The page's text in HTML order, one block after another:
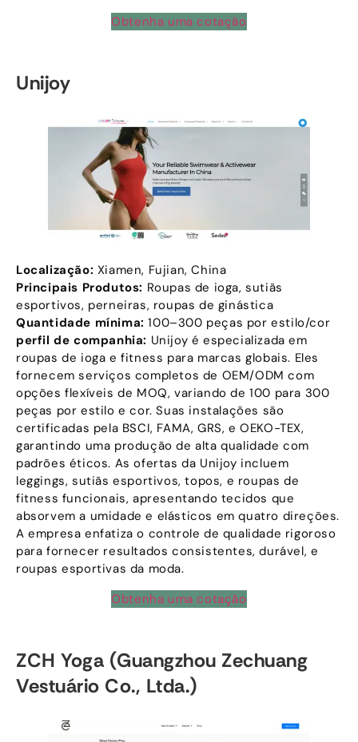
Obtenha uma cotação
Unijoy
Localização: Xiamen, Fujian, China
Principais Produtos: Roupas de ioga, sutiãs
esportivos, perneiras, roupas de ginástica
Quantidade mínima: 100–300 peças por estilo/cor
perfil de companhia: Unijoy é especializada em
roupas de ioga e fitness para marcas globais. Eles
fornecem serviços completos de OEM/ODM com
opções flexíveis de MOQ, variando de 100 para 300
peças por estilo e cor. Suas instalações são
certificadas pela BSCI, FAMA, GRS, e OEKO-TEX,
garantindo uma produção de alta qualidade com
padrões éticos. As ofertas da Unijoy incluem
leggings, sutiãs esportivos, topos, e roupas de
fitness funcionais, apresentando tecidos que
absorvem a umidade e elásticos em quatro direções.
A empresa enfatiza o controle de qualidade rigoroso
para fornecer resultados consistentes, durável, e
roupas esportivas da moda.
Obtenha uma cotação
ZCH Yoga (Guangzhou Zechuang
Vestuário Co., Ltda.)